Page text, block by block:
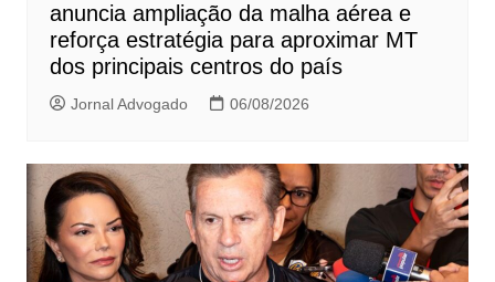
anuncia ampliação da malha aérea e
reforça estratégia para aproximar MT
dos principais centros do país
Jornal Advogado 06/08/2026